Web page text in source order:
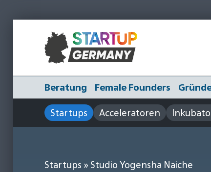
Beratung Female Founders
Startups
Acceleratoren
Startups » Studio Yogensha Naiche